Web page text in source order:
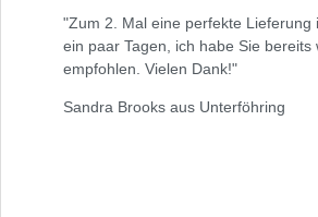
"Zum 2. Mal eine perfekte Lieferung
ein paar Tagen, ich habe Sie bereits
empfohlen. Vielen Dank!"
Sandra Brooks aus Unterföhring